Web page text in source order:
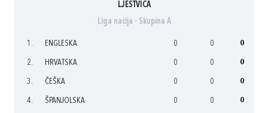
LJESTVICA
Liga nacija - Skupina A
1. ENGLESKA 0 0 0
2. HRVATSKA 0 0 0
3. ČEŠKA 0 0 0
4. ŠPANJOLSKA 0 0 0